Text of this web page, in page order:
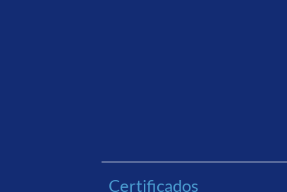
Certificados